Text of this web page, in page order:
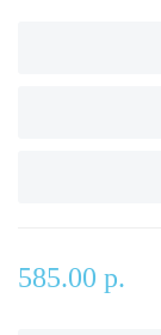
585.00 р.